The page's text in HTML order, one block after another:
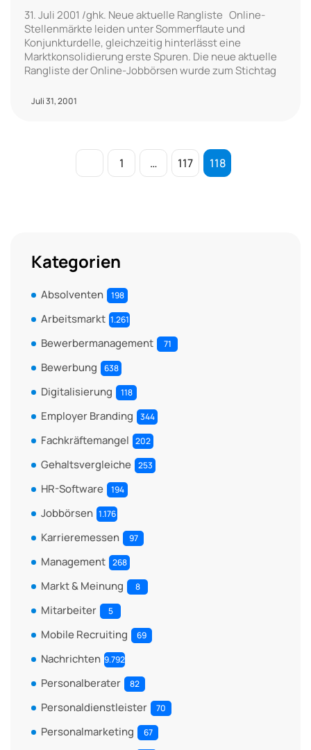
31. Juli 2001 /ghk. Neue aktuelle Rangliste Online-
Stellenmärkte leiden unter Sommerflaute und
Konjunkturdelle, gleichzeitig hinterlässt eine
Marktkonsolidierung erste Spuren. Die neue aktuelle
Rangliste der Online-Jobbörsen wurde zum Stichtag
Juli 31, 2001
1 … 117 118
Kategorien
Absolventen 198
Arbeitsmarkt 1.261
Bewerbermanagement 71
Bewerbung 638
Digitalisierung 118
Employer Branding 344
Fachkräftemangel 202
Gehaltsvergleiche 253
HR-Software 194
Jobbörsen 1.176
Karrieremessen 97
Management 268
Markt & Meinung 8
Mitarbeiter 5
Mobile Recruiting 69
Nachrichten 9.792
Personalberater 82
Personaldienstleister 70
Personalmarketing 67